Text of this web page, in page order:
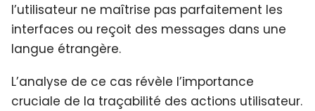
l’utilisateur ne maîtrise pas parfaitement les
interfaces ou reçoit des messages dans une
langue étrangère.
L’analyse de ce cas révèle l’importance
cruciale de la traçabilité des actions utilisateur.